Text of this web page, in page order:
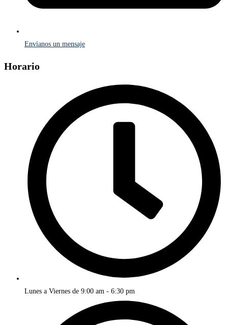
Envíanos un mensaje
Horario
Lunes a Viernes de 9:00 am - 6:30 pm